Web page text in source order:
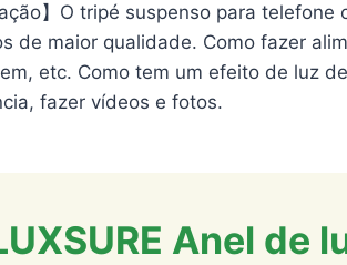
】O tripé suspenso para
de maior qualidade. Como fazer
etc. Como tem um efeito de luz
fazer vídeos e fotos.
Anel de